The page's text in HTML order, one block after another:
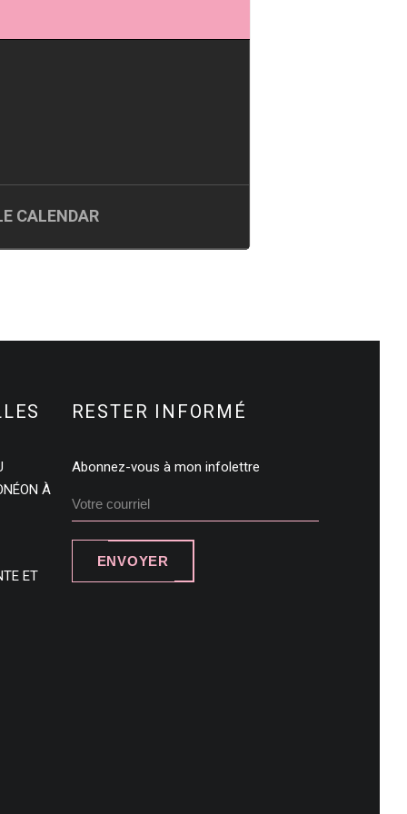
CALENDAR
À
ET
RESTER INFORMÉ
Abonnez-vous à mon infolettre
ENVOYER